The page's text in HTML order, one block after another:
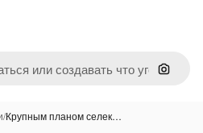
Поиск
/Крупным планом селек…